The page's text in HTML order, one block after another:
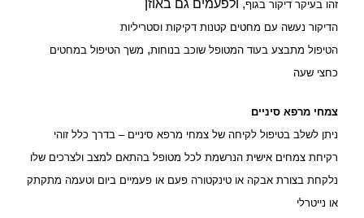
זהו בעיקר דיקור בגוף, ולפעמים גם באוזן
הדיקור נעשה עם מחטים קטנות דקיקות וסטריליות
הטיפול מתבצע בעוד המטופל שוכב בנוחות, משך הטיפול במחטים
כחצי שעה
צמחי מרפא סיניים
ניתן לשלב בטיפול לקיחה של צמחי מרפא סיניים – בדרך כלל זוהי
רקיחת צמחים אישית הנרשמת לכל מטופל בהתאם למצב ולצרכים שלו
נלקחת בצורת אבקה או טינקטורה פעם או פעמיים ביום וטעמה מתקתק
או נייטרלי